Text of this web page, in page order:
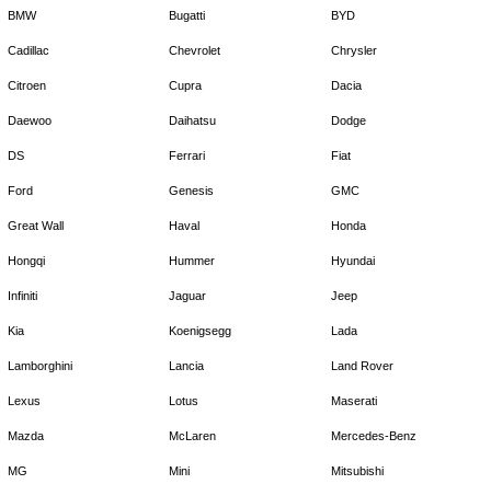
BMW Bugatti BYD
Cadillac Chevrolet Chrysler
Citroen Cupra Dacia
Daewoo Daihatsu Dodge
DS Ferrari Fiat
Ford Genesis GMC
Great Wall Haval Honda
Hongqi Hummer Hyundai
Infiniti Jaguar Jeep
Kia Koenigsegg Lada
Lamborghini Lancia Land Rover
Lexus Lotus Maserati
Mazda McLaren Mercedes-Benz
MG Mini Mitsubishi